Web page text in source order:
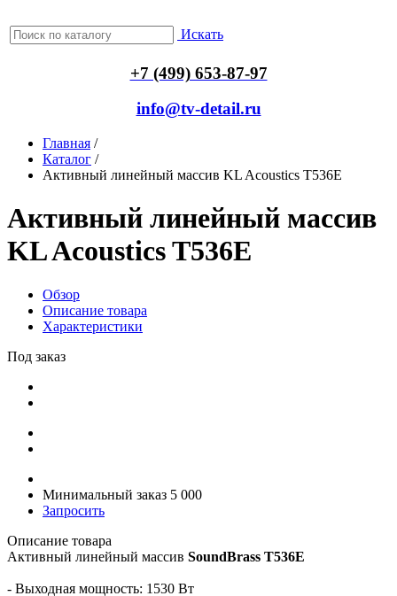
Искать
+7 (499) 653-87-97
info@tv-detail.ru
Главная /
Каталог /
Активный линейный массив KL Acoustics T536E
Активный линейный массив
KL Acoustics T536E
Обзор
Описание товара
Характеристики
Под заказ
Минимальный заказ 5 000
Запросить
Описание товара
Активный линейный массив SoundBrass T536E
- Выходная мощность: 1530 Вт